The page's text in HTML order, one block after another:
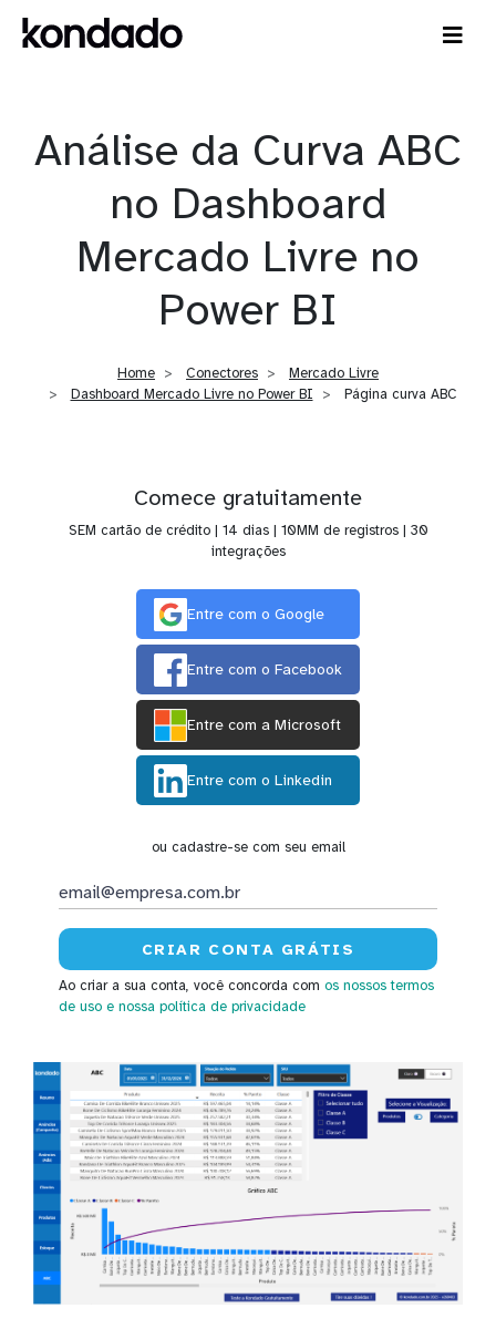
Análise da Curva ABC
no Dashboard
Mercado Livre no
Power BI
Home Conectores
Mercado Livre
Dashboard Mercado Livre no Power BI
Página curva ABC
Comece gratuitamente
SEM cartão de crédito | 14 dias | 10MM de registros | 30
integrações
Entre com o Google
Entre com o Facebook
Entre com a Microsoft
Entre com o Linkedin
ou cadastre-se com seu email
Ao criar a sua conta, você concorda com os nossos termos
de uso e nossa política de privacidade